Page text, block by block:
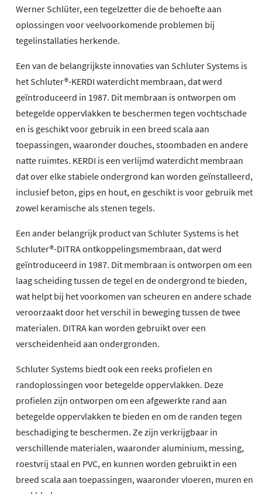
Werner Schlüter, een tegelzetter die de behoefte aan
oplossingen voor veelvoorkomende problemen bij
tegelinstallaties herkende.
Een van de belangrijkste innovaties van Schluter Systems is
het Schluter®-KERDI waterdicht membraan, dat werd
geïntroduceerd in 1987. Dit membraan is ontworpen om
betegelde oppervlakken te beschermen tegen vochtschade
en is geschikt voor gebruik in een breed scala aan
toepassingen, waaronder douches, stoombaden en andere
natte ruimtes. KERDI is een verlijmd waterdicht membraan
dat over elke stabiele ondergrond kan worden geïnstalleerd,
inclusief beton, gips en hout, en geschikt is voor gebruik met
zowel keramische als stenen tegels.
Een ander belangrijk product van Schluter Systems is het
Schluter®-DITRA ontkoppelingsmembraan, dat werd
geïntroduceerd in 1987. Dit membraan is ontworpen om een
laag scheiding tussen de tegel en de ondergrond te bieden,
wat helpt bij het voorkomen van scheuren en andere schade
veroorzaakt door het verschil in beweging tussen de twee
materialen. DITRA kan worden gebruikt over een
verscheidenheid aan ondergronden.
Schluter Systems biedt ook een reeks profielen en
randoplossingen voor betegelde oppervlakken. Deze
profielen zijn ontworpen om een afgewerkte rand aan
betegelde oppervlakken te bieden en om de randen tegen
beschadiging te beschermen. Ze zijn verkrijgbaar in
verschillende materialen, waaronder aluminium, messing,
roestvrij staal en PVC, en kunnen worden gebruikt in een
breed scala aan toepassingen, waaronder vloeren, muren en